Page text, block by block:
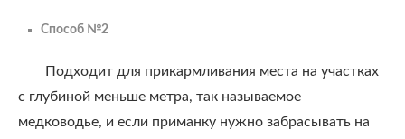
Способ №2
Подходит для прикармливания места на участках
с глубиной меньше метра, так называемое
медководье, и если приманку нужно забрасывать на